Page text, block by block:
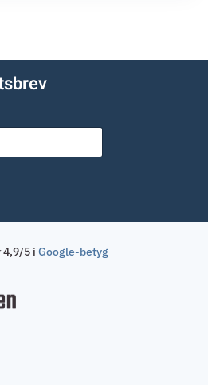
4,9/5 i Google-betyg